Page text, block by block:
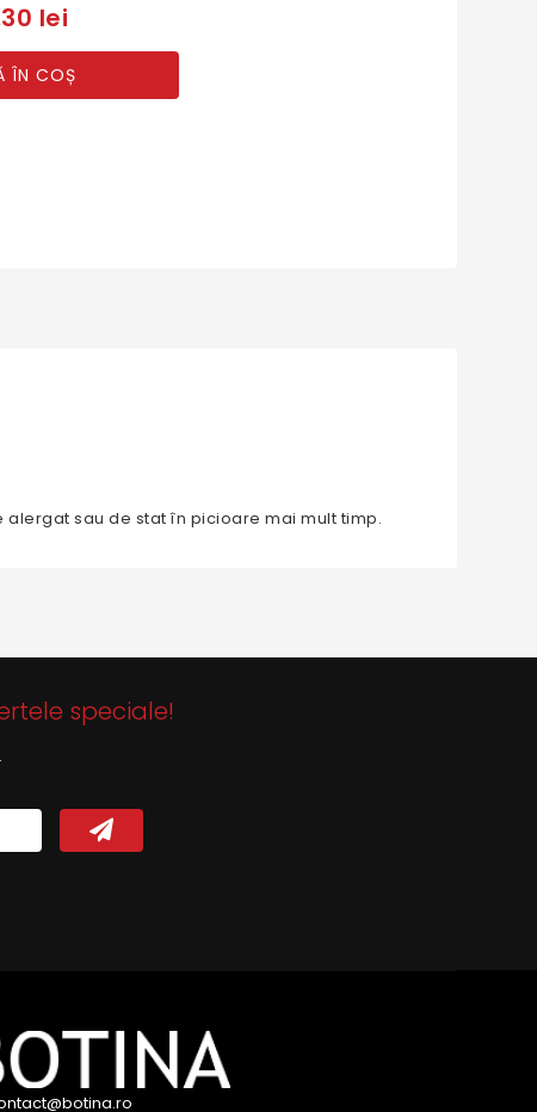
lei
ÎN COȘ
sau de stat în picioare mai mult timp.
speciale!